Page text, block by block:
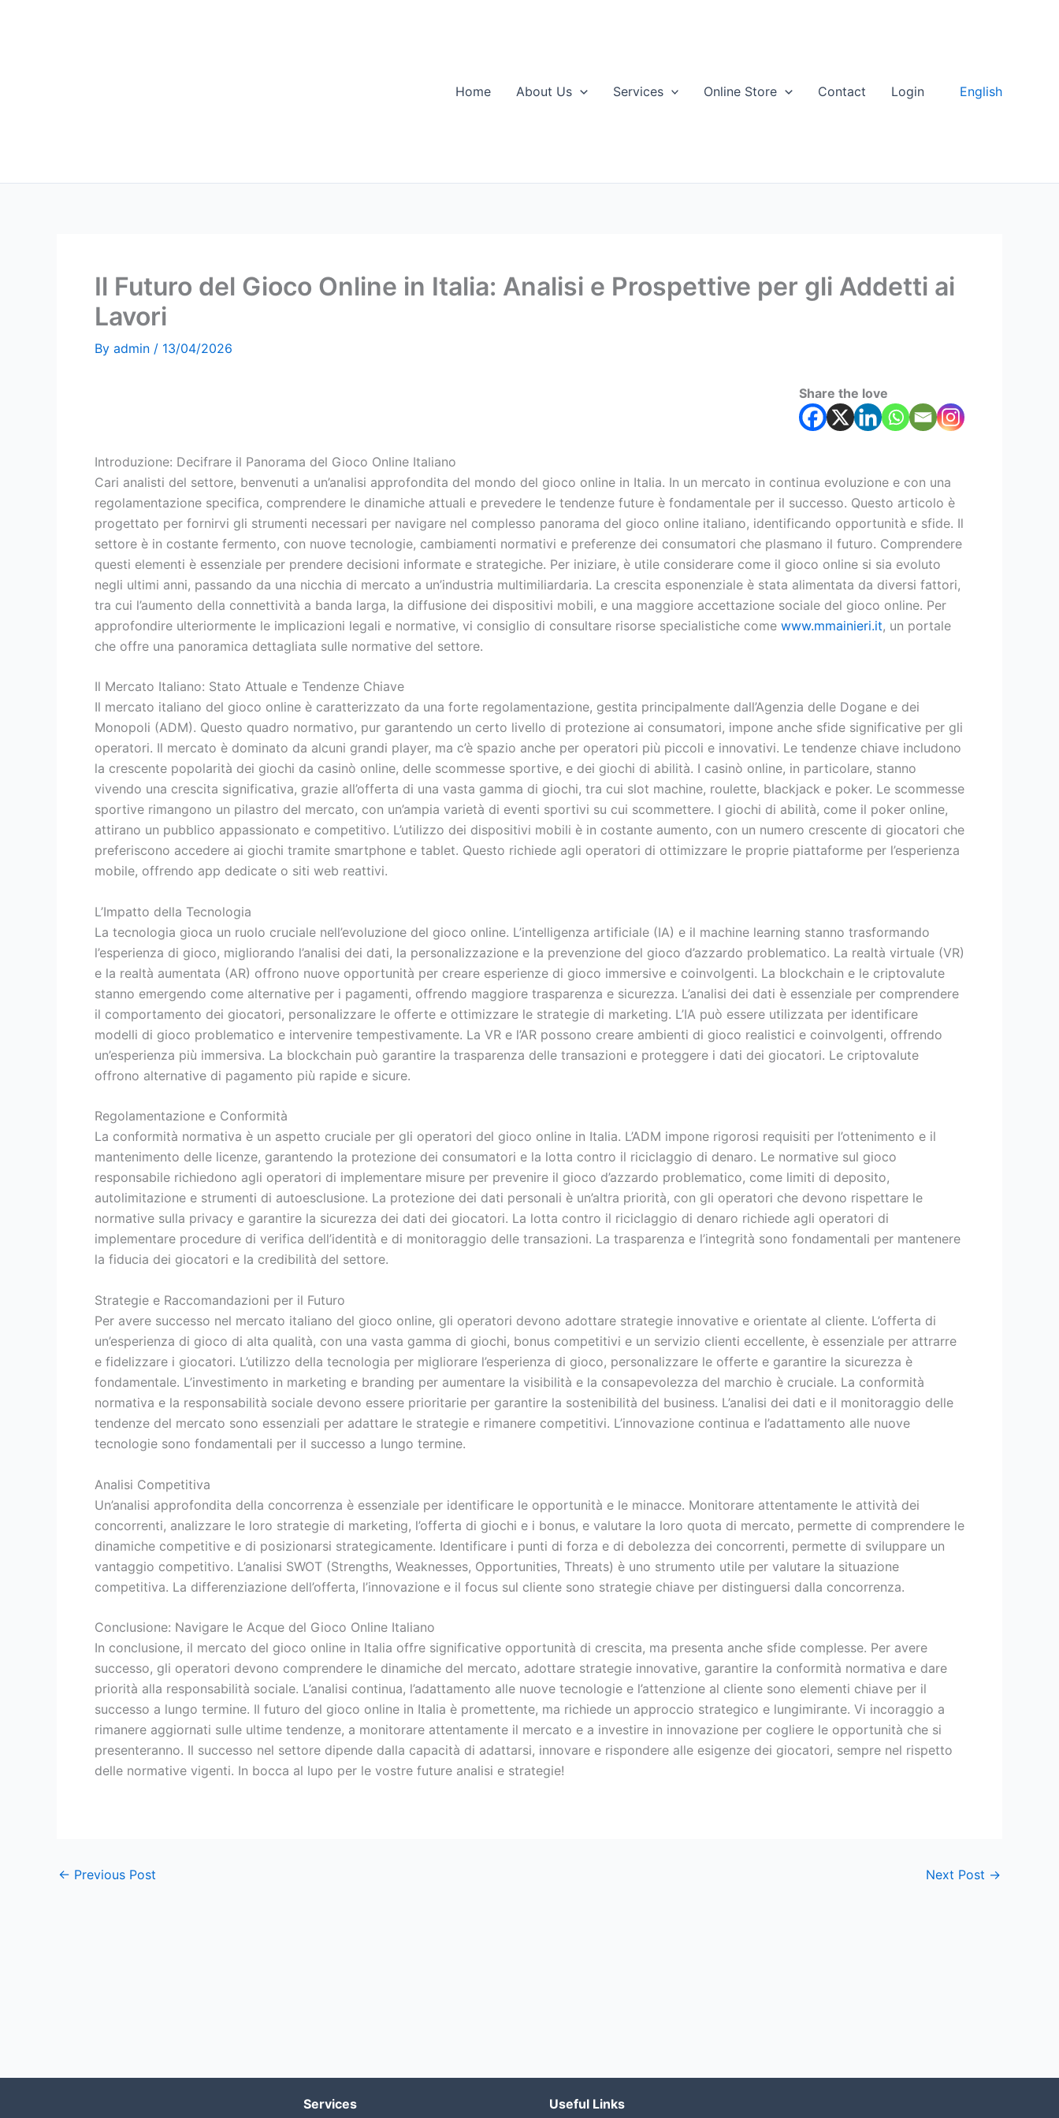
Home About Us Services Online Store Contact Login English
Il Futuro del Gioco Online in Italia: Analisi e Prospettive per gli Addetti ai
Lavori
By admin / 13/04/2026
Share the love
Introduzione: Decifrare il Panorama del Gioco Online Italiano
Cari analisti del settore, benvenuti a un’analisi approfondita del mondo del gioco online in Italia. In un mercato in continua evoluzione e con una
regolamentazione specifica, comprendere le dinamiche attuali e prevedere le tendenze future è fondamentale per il successo. Questo articolo è
progettato per fornirvi gli strumenti necessari per navigare nel complesso panorama del gioco online italiano, identificando opportunità e sfide. Il
settore è in costante fermento, con nuove tecnologie, cambiamenti normativi e preferenze dei consumatori che plasmano il futuro. Comprendere
questi elementi è essenziale per prendere decisioni informate e strategiche. Per iniziare, è utile considerare come il gioco online si sia evoluto
negli ultimi anni, passando da una nicchia di mercato a un’industria multimiliardaria. La crescita esponenziale è stata alimentata da diversi fattori,
tra cui l’aumento della connettività a banda larga, la diffusione dei dispositivi mobili, e una maggiore accettazione sociale del gioco online. Per
approfondire ulteriormente le implicazioni legali e normative, vi consiglio di consultare risorse specialistiche come www.mmainieri.it, un portale
che offre una panoramica dettagliata sulle normative del settore.
Il Mercato Italiano: Stato Attuale e Tendenze Chiave
Il mercato italiano del gioco online è caratterizzato da una forte regolamentazione, gestita principalmente dall’Agenzia delle Dogane e dei
Monopoli (ADM). Questo quadro normativo, pur garantendo un certo livello di protezione ai consumatori, impone anche sfide significative per gli
operatori. Il mercato è dominato da alcuni grandi player, ma c’è spazio anche per operatori più piccoli e innovativi. Le tendenze chiave includono
la crescente popolarità dei giochi da casinò online, delle scommesse sportive, e dei giochi di abilità. I casinò online, in particolare, stanno
vivendo una crescita significativa, grazie all’offerta di una vasta gamma di giochi, tra cui slot machine, roulette, blackjack e poker. Le scommesse
sportive rimangono un pilastro del mercato, con un’ampia varietà di eventi sportivi su cui scommettere. I giochi di abilità, come il poker online,
attirano un pubblico appassionato e competitivo. L’utilizzo dei dispositivi mobili è in costante aumento, con un numero crescente di giocatori che
preferiscono accedere ai giochi tramite smartphone e tablet. Questo richiede agli operatori di ottimizzare le proprie piattaforme per l’esperienza
mobile, offrendo app dedicate o siti web reattivi.
L’Impatto della Tecnologia
La tecnologia gioca un ruolo cruciale nell’evoluzione del gioco online. L’intelligenza artificiale (IA) e il machine learning stanno trasformando
l’esperienza di gioco, migliorando l’analisi dei dati, la personalizzazione e la prevenzione del gioco d’azzardo problematico. La realtà virtuale (VR)
e la realtà aumentata (AR) offrono nuove opportunità per creare esperienze di gioco immersive e coinvolgenti. La blockchain e le criptovalute
stanno emergendo come alternative per i pagamenti, offrendo maggiore trasparenza e sicurezza. L’analisi dei dati è essenziale per comprendere
il comportamento dei giocatori, personalizzare le offerte e ottimizzare le strategie di marketing. L’IA può essere utilizzata per identificare
modelli di gioco problematico e intervenire tempestivamente. La VR e l’AR possono creare ambienti di gioco realistici e coinvolgenti, offrendo
un’esperienza più immersiva. La blockchain può garantire la trasparenza delle transazioni e proteggere i dati dei giocatori. Le criptovalute
offrono alternative di pagamento più rapide e sicure.
Regolamentazione e Conformità
La conformità normativa è un aspetto cruciale per gli operatori del gioco online in Italia. L’ADM impone rigorosi requisiti per l’ottenimento e il
mantenimento delle licenze, garantendo la protezione dei consumatori e la lotta contro il riciclaggio di denaro. Le normative sul gioco
responsabile richiedono agli operatori di implementare misure per prevenire il gioco d’azzardo problematico, come limiti di deposito,
autolimitazione e strumenti di autoesclusione. La protezione dei dati personali è un’altra priorità, con gli operatori che devono rispettare le
normative sulla privacy e garantire la sicurezza dei dati dei giocatori. La lotta contro il riciclaggio di denaro richiede agli operatori di
implementare procedure di verifica dell’identità e di monitoraggio delle transazioni. La trasparenza e l’integrità sono fondamentali per mantenere
la fiducia dei giocatori e la credibilità del settore.
Strategie e Raccomandazioni per il Futuro
Per avere successo nel mercato italiano del gioco online, gli operatori devono adottare strategie innovative e orientate al cliente. L’offerta di
un’esperienza di gioco di alta qualità, con una vasta gamma di giochi, bonus competitivi e un servizio clienti eccellente, è essenziale per attrarre
e fidelizzare i giocatori. L’utilizzo della tecnologia per migliorare l’esperienza di gioco, personalizzare le offerte e garantire la sicurezza è
fondamentale. L’investimento in marketing e branding per aumentare la visibilità e la consapevolezza del marchio è cruciale. La conformità
normativa e la responsabilità sociale devono essere prioritarie per garantire la sostenibilità del business. L’analisi dei dati e il monitoraggio delle
tendenze del mercato sono essenziali per adattare le strategie e rimanere competitivi. L’innovazione continua e l’adattamento alle nuove
tecnologie sono fondamentali per il successo a lungo termine.
Analisi Competitiva
Un’analisi approfondita della concorrenza è essenziale per identificare le opportunità e le minacce. Monitorare attentamente le attività dei
concorrenti, analizzare le loro strategie di marketing, l’offerta di giochi e i bonus, e valutare la loro quota di mercato, permette di comprendere le
dinamiche competitive e di posizionarsi strategicamente. Identificare i punti di forza e di debolezza dei concorrenti, permette di sviluppare un
vantaggio competitivo. L’analisi SWOT (Strengths, Weaknesses, Opportunities, Threats) è uno strumento utile per valutare la situazione
competitiva. La differenziazione dell’offerta, l’innovazione e il focus sul cliente sono strategie chiave per distinguersi dalla concorrenza.
Conclusione: Navigare le Acque del Gioco Online Italiano
In conclusione, il mercato del gioco online in Italia offre significative opportunità di crescita, ma presenta anche sfide complesse. Per avere
successo, gli operatori devono comprendere le dinamiche del mercato, adottare strategie innovative, garantire la conformità normativa e dare
priorità alla responsabilità sociale. L’analisi continua, l’adattamento alle nuove tecnologie e l’attenzione al cliente sono elementi chiave per il
successo a lungo termine. Il futuro del gioco online in Italia è promettente, ma richiede un approccio strategico e lungimirante. Vi incoraggio a
rimanere aggiornati sulle ultime tendenze, a monitorare attentamente il mercato e a investire in innovazione per cogliere le opportunità che si
presenteranno. Il successo nel settore dipende dalla capacità di adattarsi, innovare e rispondere alle esigenze dei giocatori, sempre nel rispetto
delle normative vigenti. In bocca al lupo per le vostre future analisi e strategie!
← Previous Post Next Post →
Services Useful Links